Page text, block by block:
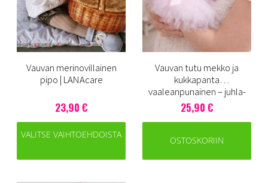
Vauvan merinovillainen
pipo | LANAcare
23,90 €
VALITSE VAIHTOEHDOISTA
Vauvan tutu mekko ja
kukkapanta
vaaleanpunainen – juhla-
asu ristiäisiin ja kuvauksiin
25,90 €
OSTOSKORIIN